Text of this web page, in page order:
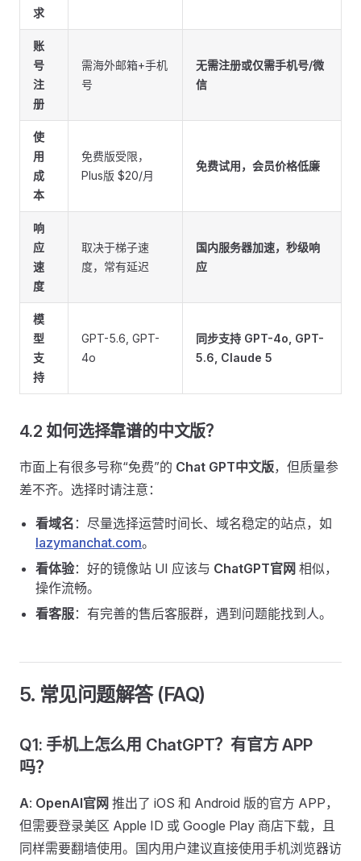
求
账
号
注
册
需海外邮箱+手机
号
无需注册或仅需手机号/微
信
使
用
成
本
免费版受限，
Plus版 $20/月
免费试用，会员价格低廉
响
应
速
度
取决于梯子速
度，常有延迟
国内服务器加速，秒级响
应
模
型
支
持
GPT-5.6, GPT-
4o
同步支持 GPT-4o, GPT-
5.6, Claude 5
4.2 如何选择靠谱的中文版？
市面上有很多号称“免费”的 Chat GPT中文版，但质量参
差不齐。选择时请注意：
看域名 ：尽量选择运营时间长、域名稳定的站点，如
lazymanchat.com。
看体验：好的镜像站 UI 应该与 ChatGPT官网 相似，
操作流畅。
看客服：有完善的售后客服群，遇到问题能找到人。
5. 常见问题解答 (FAQ)
Q1: 手机上怎么用 ChatGPT？有官方 APP
吗？
A: OpenAI官网 推出了 iOS 和 Android 版的官方 APP，
但需要登录美区 Apple ID 或 Google Play 商店下载，且
同样需要翻墙使用。国内用户建议直接使用手机浏览器访